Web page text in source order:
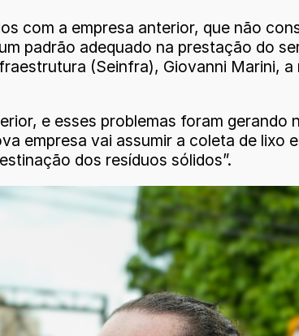
com a empresa anterior, que não
padrão adequado na prestação do
(Seinfra), Giovanni Marini,
e esses problemas foram
empresa vai assumir a coleta de lixo
dos resíduos sólidos”.